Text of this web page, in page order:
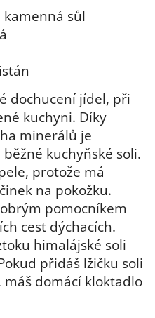
sůl
dochucení jídel, při
kuchyni. Díky
minerálů je
běžné kuchyňské soli.
protože má
na pokožku.
pomocníkem
cest dýchacích.
himalájské soli
přidáš lžičku soli
máš domácí kloktadlo